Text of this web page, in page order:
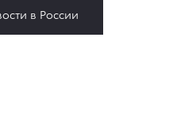
в России